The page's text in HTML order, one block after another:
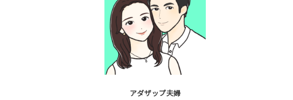
アダザップ夫婦